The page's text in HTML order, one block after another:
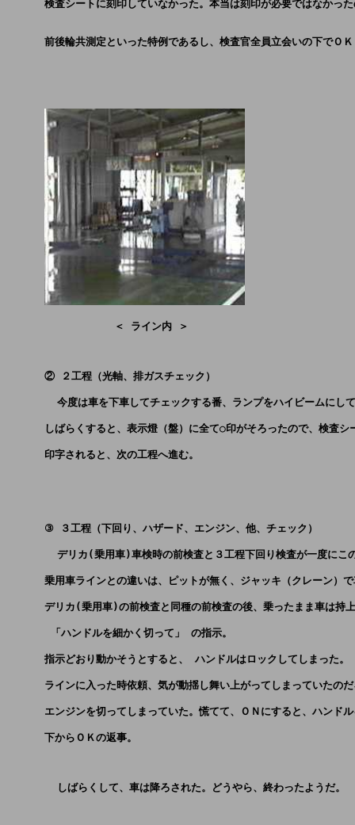
検査シートに刻印していなかった。本当は刻印が必要ではなかっ
前後輪共測定といった特例であるし、検査官全員立会いの下でＯ
                 ＜ ライン内 ＞
      ② ２工程（光軸、排ガスチェック）
今度は車を下車してチェックする番、ランプをハイビームにし
しばらくすると、表示燈（盤）に全て○印がそろったので、検査シ
      印字されると、次の工程へ進む。
      ③ ３工程（下回り、ハザード、エンジン、他、チェック）
デリカ(乗用車)車検時の前検査と３工程下回り検査が一度にこ
乗用車ラインとの違いは、ピットが無く、ジャッキ（クレーン）
デリカ(乗用車)の前検査と同種の前検査の後、乗ったまま車は持
       「ハンドルを細かく切って」 の指示。
      指示どおり動かそうとすると、 ハンドルはロックしてしまった。
ラインに入った時依頼、気が動揺し舞い上がってしまっていたの
エンジンを切ってしまっていた。慌てて、ＯＮにすると、ハンド
      下からＯＫの返事。
        しばらくして、車は降ろされた。どうやら、終わったようだ。